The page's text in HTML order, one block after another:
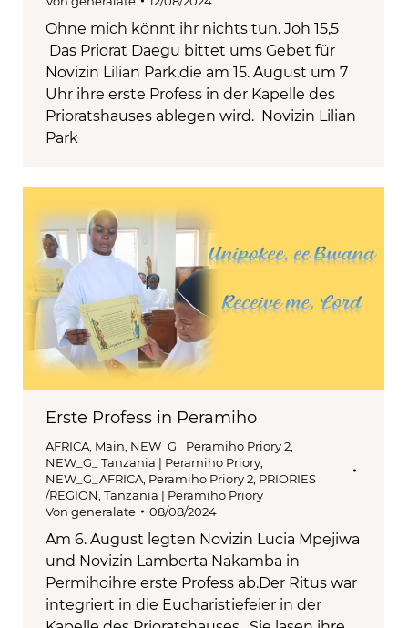
Ohne mich könnt ihr nichts tun. Joh 15,5
Das Priorat Daegu bittet ums Gebet für
Novizin Lilian Park,die am 15. August um 7
Uhr ihre erste Profess in der Kapelle des
Prioratshauses ablegen wird. Novizin Lilian
Park
Erste Profess in Peramiho
AFRICA, Main, NEW_G_ Peramiho Priory 2,
NEW_G_ Tanzania | Peramiho Priory,
NEW_G_AFRICA, Peramiho Priory 2, PRIORIES
/REGION, Tanzania | Peramiho Priory
Von generalate 08/08/2024
Am 6. August legten Novizin Lucia Mpejiwa
und Novizin Lamberta Nakamba in
Permihoihre erste Profess ab.Der Ritus war
integriert in die Eucharistiefeier in der